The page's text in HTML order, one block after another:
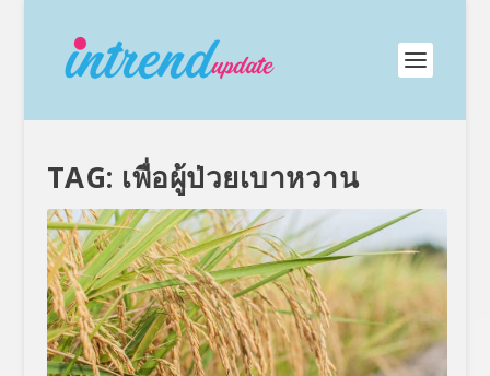
TAG: เพื่อผู้ป่วยเบาหวาน